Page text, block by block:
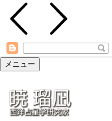
メニュー